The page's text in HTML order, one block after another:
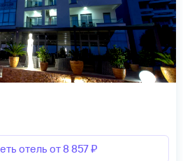
отель от 8 857 ₽